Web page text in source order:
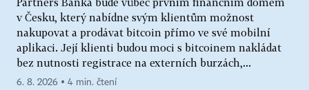
v Česku, který nabídne svým klientům možnost
nakupovat a prodávat bitcoin přímo ve své mobilní
aplikaci. Její klienti budou moci s bitcoinem nakládat
bez nutnosti registrace na externích burzách,...
6. 8. 2026 ▪ 4 min. čtení